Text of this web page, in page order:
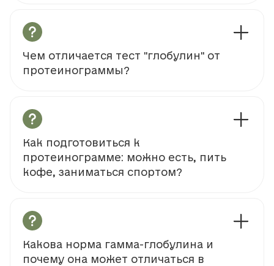
Чем отличается тест "глобулин" от
протеинограммы?
Как подготовиться к
протеинограмме: можно есть, пить
кофе, заниматься спортом?
Какова норма гамма-глобулина и
почему она может отличаться в